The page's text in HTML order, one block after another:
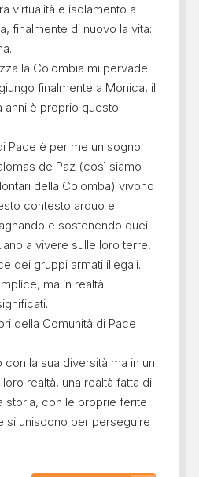
virtualità e isolamento a
finalmente di nuovo la vita:
la Colombia mi pervade.
finalmente a Monica, il
anni è proprio questo
Pace è per me un sogno
de Paz (così siamo
della Colomba) vivono
contesto arduo e
e sostenendo quei
a vivere sulle loro terre,
dei gruppi armati illegali.
ma in realtà
della Comunità di Pace
con la sua diversità ma in un
realtà, una realtà fatta di
storia, con le proprie ferite
si uniscono per perseguire